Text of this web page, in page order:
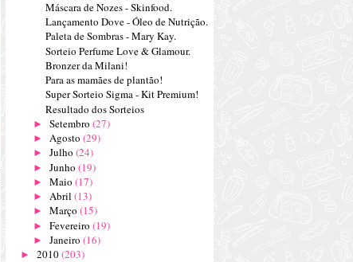
Máscara de Nozes - Skinfood.
Lançamento Dove - Óleo de Nutrição.
Paleta de Sombras - Mary Kay.
Sorteio Perfume Love & Glamour.
Bronzer da Milani!
Para as mamães de plantão!
Super Sorteio Sigma - Kit Premium!
Resultado dos Sorteios
► Setembro (27)
► Agosto (29)
► Julho (24)
► Junho (19)
► Maio (17)
► Abril (13)
► Março (15)
► Fevereiro (19)
► Janeiro (16)
► 2010(203)